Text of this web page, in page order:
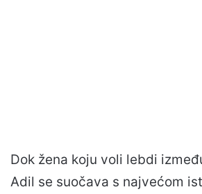
Dok žena koju voli lebdi
Adil se suočava s najvećom